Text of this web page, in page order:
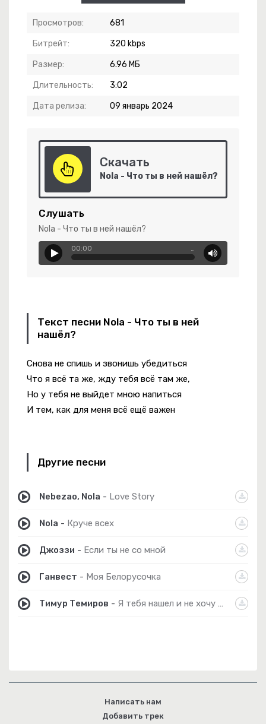
Просмотров: 681
Битрейт: 320 kbps
Размер: 6.96 МБ
Длительность: 3:02
Дата релиза: 09 январь 2024
Скачать
Nola - Что ты в ней нашёл?
Слушать
Nola - Что ты в ней нашёл?
00:00 …
Текст песни Nola - Что ты в ней
нашёл?
Снова не спишь и звонишь убедиться
Что я всё та же, жду тебя всё там же,
Но у тебя не выйдет мною напиться
И тем, как для меня всё ещё важен
Другие песни
Nebezao, Nola - Love Story
Nola - Круче всех
Джоззи - Если ты не со мной
Ганвест - Моя Белорусочка
Тимур Темиров - Я тебя нашел и не хочу терять (acoustic)
Написать нам
Добавить трек
Ты Не Дома
Без Слов
Только На Меня
Call Me Black